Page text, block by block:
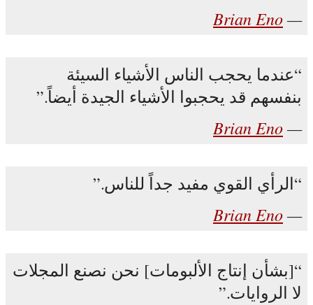
Brian Eno
عندما يحجب الناس الأشياء السيئة
بنفسهم قد يحجبوا الأشياء الجيدة أيضاً.
Brian Eno
الرأي القوي مفيد جداً للناس.
Brian Eno
[بشأن إنتاج الألبومات] نحن نصنع المجلات
لا الروايات.